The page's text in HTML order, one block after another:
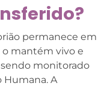
permanece em
mantém vivo e
monitorado
Humana. A